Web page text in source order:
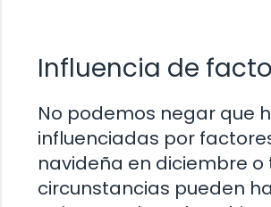
Influencia de
No podemos negar que
influenciadas por
navideña en diciembre
circunstancias pueden